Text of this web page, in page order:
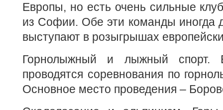
Европы, но есть очень сильные
из Софии. Обе эти команды иногда
выступают в розыгрышах
Горнолыжный и лыжный спорт.
проводятся соревнования по
Основное место проведения –